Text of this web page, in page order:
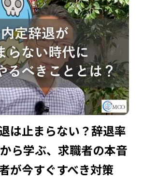
ぜ退職代行を選ぶので […]
は止まらない？辞退率
ら学ぶ、求職者の本音
が今すぐすべき対策